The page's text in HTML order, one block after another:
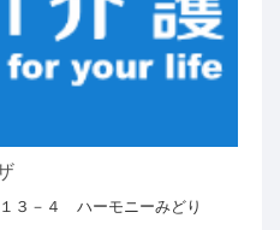
３－４ ハーモニーみどり